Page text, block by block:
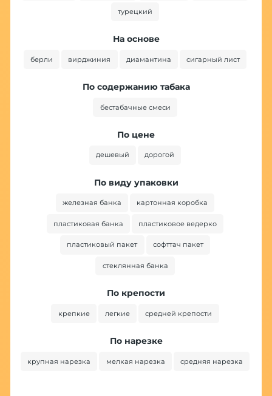
турецкий
На основе
берли вирджиния диамантина сигарный лист
По содержанию табака
бестабачные смеси
По цене
дешевый дорогой
По виду упаковки
железная банка картонная коробка
пластиковая банка пластиковое ведерко
пластиковый пакет софттач пакет
стеклянная банка
По крепости
крепкие легкие средней крепости
По нарезке
крупная нарезка мелкая нарезка средняя нарезка